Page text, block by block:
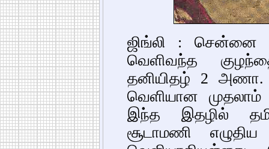
ஜிங்லி : சென்னை
வெளிவந்த
தனியிதழ் 2
வெளியான
இந்த இதழில்
சூடாமணி